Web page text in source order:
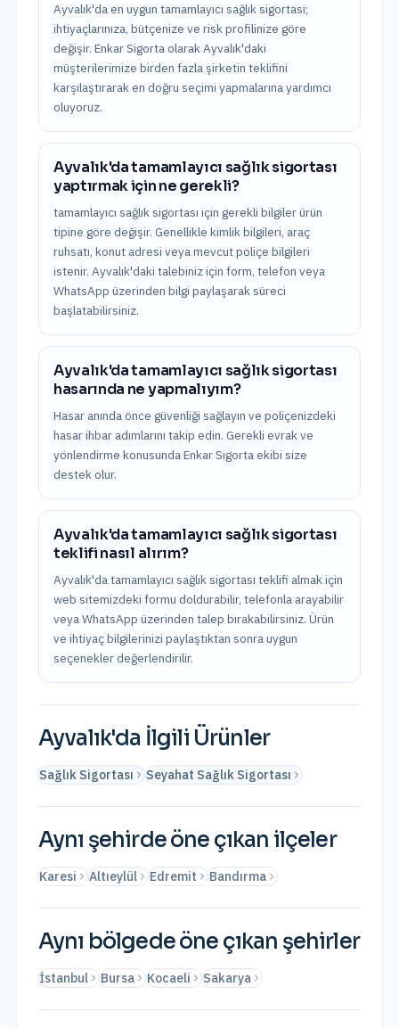
Ayvalık'da en uygun tamamlayıcı sağlık sigortası;
ihtiyaçlarınıza, bütçenize ve risk profilinize göre
değişir. Enkar Sigorta olarak Ayvalık'daki
müşterilerimize birden fazla şirketin teklifini
karşılaştırarak en doğru seçimi yapmalarına yardımcı
oluyoruz.
Ayvalık'da tamamlayıcı sağlık sigortası
yaptırmak için ne gerekli?
tamamlayıcı sağlık sigortası için gerekli bilgiler ürün
tipine göre değişir. Genellikle kimlik bilgileri, araç
ruhsatı, konut adresi veya mevcut poliçe bilgileri
istenir. Ayvalık'daki talebiniz için form, telefon veya
WhatsApp üzerinden bilgi paylaşarak süreci
başlatabilirsiniz.
Ayvalık'da tamamlayıcı sağlık sigortası
hasarında ne yapmalıyım?
Hasar anında önce güvenliği sağlayın ve poliçenizdeki
hasar ihbar adımlarını takip edin. Gerekli evrak ve
yönlendirme konusunda Enkar Sigorta ekibi size
destek olur.
Ayvalık'da tamamlayıcı sağlık sigortası
teklifi nasıl alırım?
Ayvalık'da tamamlayıcı sağlık sigortası teklifi almak için
web sitemizdeki formu doldurabilir, telefonla arayabilir
veya WhatsApp üzerinden talep bırakabilirsiniz. Ürün
ve ihtiyaç bilgilerinizi paylaştıktan sonra uygun
seçenekler değerlendirilir.
Ayvalık'da İlgili Ürünler
Sağlık Sigortası Seyahat Sağlık Sigortası
Aynı şehirde öne çıkan ilçeler
Karesi Altıeylül Edremit Bandırma
Aynı bölgede öne çıkan şehirler
İstanbul Bursa Kocaeli Sakarya